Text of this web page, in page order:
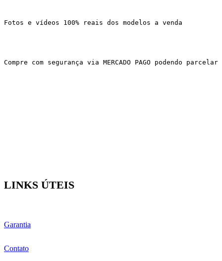
Fotos e vídeos 100% reais dos modelos a venda
Compre com segurança via MERCADO PAGO podendo
LINKS ÚTEIS
Garantia
Contato